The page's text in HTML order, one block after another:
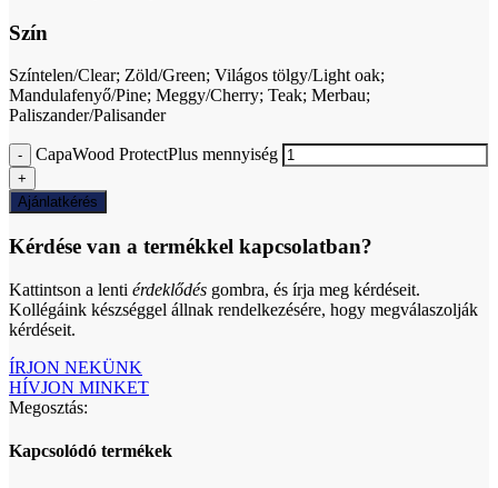
Szín
Színtelen/Clear; Zöld/Green; Világos tölgy/Light oak;
Mandulafenyő/Pine; Meggy/Cherry; Teak; Merbau;
Paliszander/Palisander
CapaWood ProtectPlus mennyiség
Ajánlatkérés
Kérdése van a termékkel kapcsolatban?
Kattintson a lenti érdeklődés gombra, és írja meg kérdéseit.
Kollégáink készséggel állnak rendelkezésére, hogy megválaszolják
kérdéseit.
ÍRJON NEKÜNK
HÍVJON MINKET
Megosztás:
Kapcsolódó termékek